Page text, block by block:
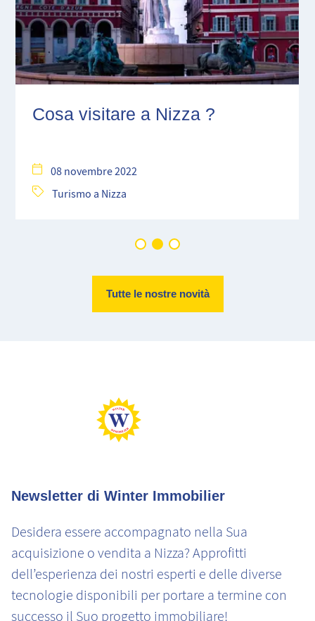
Cosa visitare a Nizza ?
08 novembre 2022
Turismo a Nizza
Tutte le nostre novità
Newsletter di Winter Immobilier
Desidera essere accompagnato nella Sua
acquisizione o vendita a Nizza? Approfitti
dell’esperienza dei nostri esperti e delle diverse
tecnologie disponibili per portare a termine con
successo il Suo progetto immobiliare!